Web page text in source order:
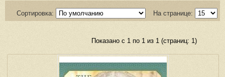
На странице:
Сортировка:
Показано с 1 по 1 из 1 (страниц: 1)